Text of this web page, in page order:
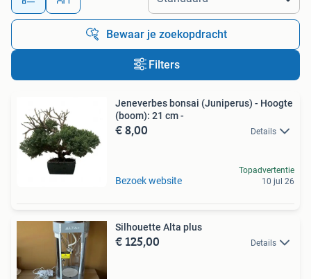
Bewaar je zoekopdracht
Filters
Jeneverbes bonsai (Juniperus) - Hoogte
(boom): 21 cm -
€ 8,00 Details
Bezoek website
Topadvertentie
10 jul 26
Silhouette Alta plus
€ 125,00 Details